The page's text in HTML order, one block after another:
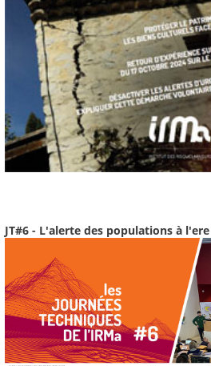
JT#6 - L'alerte des populations à l'ere